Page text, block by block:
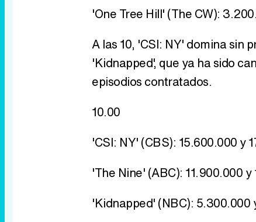
'One Tree Hill' (The CW):
A las 10, 'CSI: NY' domina sin
'Kidnapped', que ya ha sido
episodios contratados.
10.00
'CSI: NY' (CBS): 15.600.000 y
'The Nine' (ABC): 11.900.000
'Kidnapped' (NBC): 5.300.000